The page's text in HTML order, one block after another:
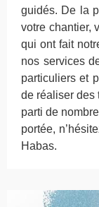
guidés. De la
votre chantier,
qui ont fait
nos services
particuliers et
de réaliser des
parti de
portée,
Habas.